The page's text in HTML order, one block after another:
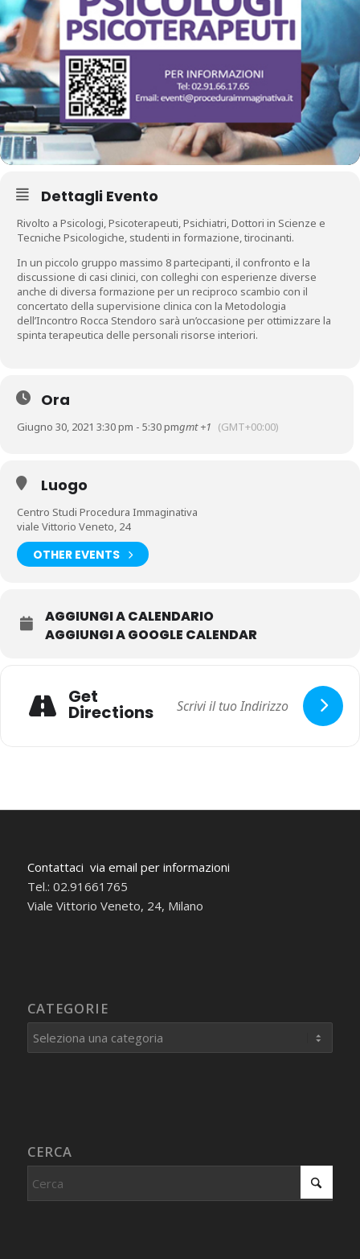
Dettagli Evento
Rivolto a Psicologi, Psicoterapeuti, Psichiatri, Dottori in Scienze e
Tecniche Psicologiche, studenti in formazione, tirocinanti.
In un piccolo gruppo massimo 8 partecipanti, il confronto e la
discussione di casi clinici, con colleghi con esperienze diverse
anche di diversa formazione per un reciproco scambio con il
concertato della supervisione clinica con la Metodologia
dell’Incontro Rocca Stendoro sarà un’occasione per ottimizzare la
spinta terapeutica delle personali risorse interiori.
Ora
Giugno 30, 2021 3:30 pm - 5:30 pmgmt +1 (GMT+00:00)
Luogo
Centro Studi Procedura Immaginativa
viale Vittorio Veneto, 24
OTHER EVENTS
AGGIUNGI A CALENDARIO
AGGIUNGI A GOOGLE CALENDAR
Get
Directions
Contattaci via email per informazioni
Tel.: 02.91661765
Viale Vittorio Veneto, 24, Milano
CATEGORIE
Categorie
CERCA